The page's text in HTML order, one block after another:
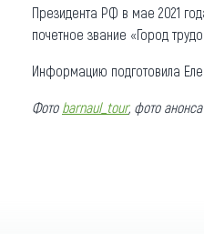
Президента РФ в мае 2021
почетное звание «Город
Информацию подготовила
Фото barnaul_tour, фото